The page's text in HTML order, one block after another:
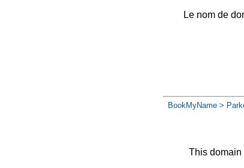
Le nom de
BookMyName >
This domain